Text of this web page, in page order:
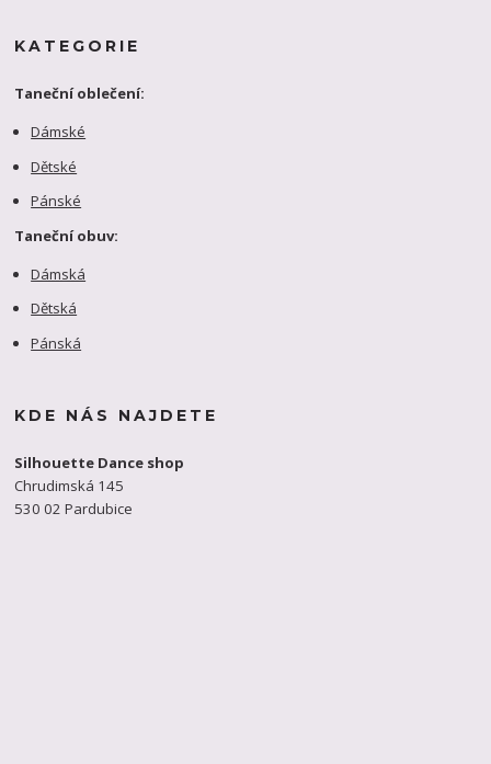
KATEGORIE
Taneční oblečení:
Dámské
Dětské
Pánské
Taneční obuv:
Dámská
Dětská
Pánská
KDE NÁS NAJDETE
Silhouette Dance shop
Chrudimská 145
530 02 Pardubice